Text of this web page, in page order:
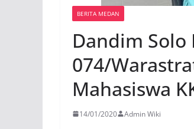
BERITA MEDAN
Dandim
074/
Mahasiswa
14/01/2020 Admin Wiki